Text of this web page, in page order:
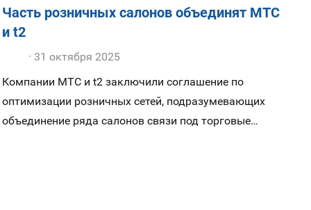
Часть розничных салонов объединят МТС
и t2
31 октября 2025
Компании МТС и t2 заключили соглашение по
оптимизации розничных сетей, подразумевающих
объединение ряда салонов связи под торговые